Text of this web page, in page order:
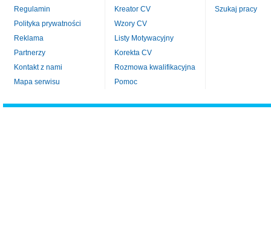
Regulamin
Polityka prywatności
Reklama
Partnerzy
Kontakt z nami
Mapa serwisu
Kreator CV
Wzory CV
Listy Motywacyjny
Korekta CV
Rozmowa kwalifikacyjna
Pomoc
Szukaj pracy